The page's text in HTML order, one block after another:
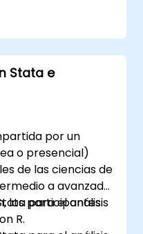
Stata e
por un
o presencial)
de las ciencias de
a avanzado
para el análisis
R.
los participantes